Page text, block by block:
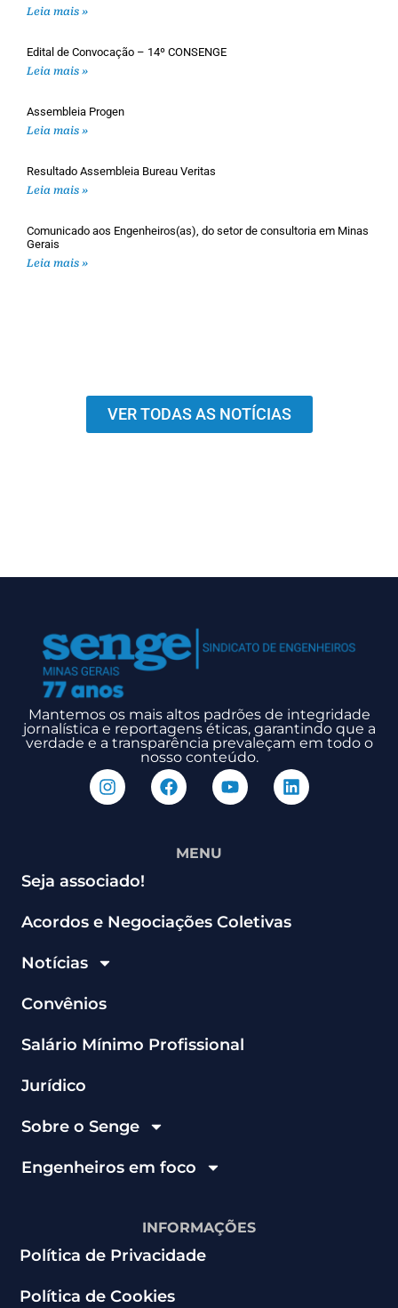
Leia mais »
Edital de Convocação – 14º CONSENGE
Leia mais »
Assembleia Progen
Leia mais »
Resultado Assembleia Bureau Veritas
Leia mais »
Comunicado aos Engenheiros(as), do setor de consultoria em Minas
Gerais
Leia mais »
VER TODAS AS NOTÍCIAS
Mantemos os mais altos padrões de integridade
jornalística e reportagens éticas, garantindo que a
verdade e a transparência prevaleçam em todo o
nosso conteúdo.
MENU
Seja associado!
Acordos e Negociações Coletivas
Notícias
Convênios
Salário Mínimo Profissional
Jurídico
Sobre o Senge
Engenheiros em foco
INFORMAÇÕES
Política de Privacidade
Política de Cookies